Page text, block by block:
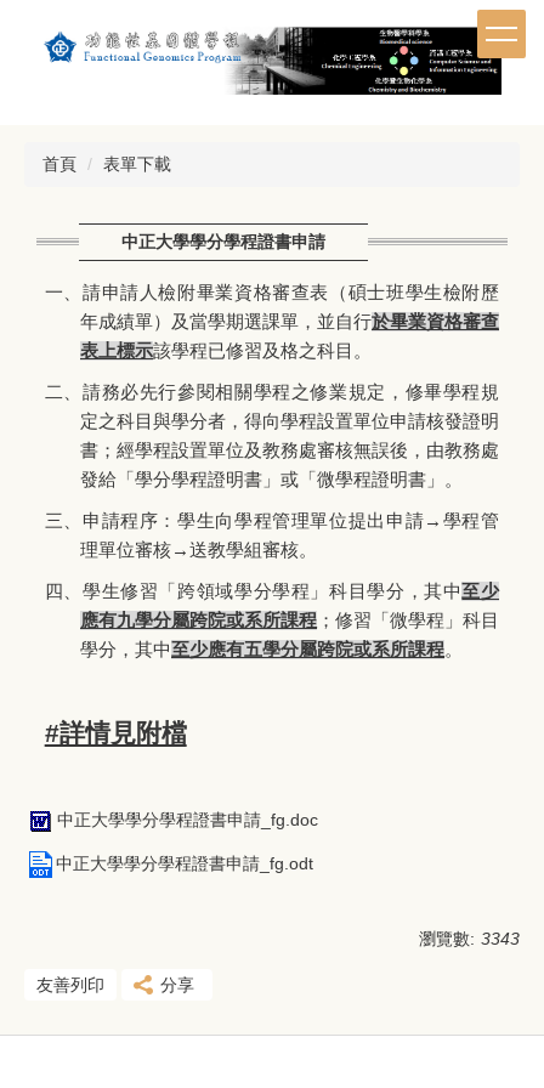
首頁 表單下載
中正大學學分學程證書申請
一、請申請人檢附畢業資格審查表（碩士班學生檢附歷
年成績單）及當學期選課單，並自行於畢業資格審查
表上標示該學程已修習及格之科目。
二、請務必先行參閱相關學程之修業規定，修畢學程規
定之科目與學分者，得向學程設置單位申請核發證明
書；經學程設置單位及教務處審核無誤後，由教務處
發給「學分學程證明書」或「微學程證明書」。
三、申請程序：學生向學程管理單位提出申請→學程管
理單位審核→送教學組審核。
四、 學生修習「跨領域學分學程」科目學分，其中至少
應有九學分屬跨院或系所課程 ；修習「微學程」科目
學分，其中至少應有五學分屬跨院或系所課程。
#詳情見附檔
中正大學學分學程證書申請_fg.doc
中正大學學分學程證書申請_fg.odt
瀏覽數: 3343
友善列印 分享